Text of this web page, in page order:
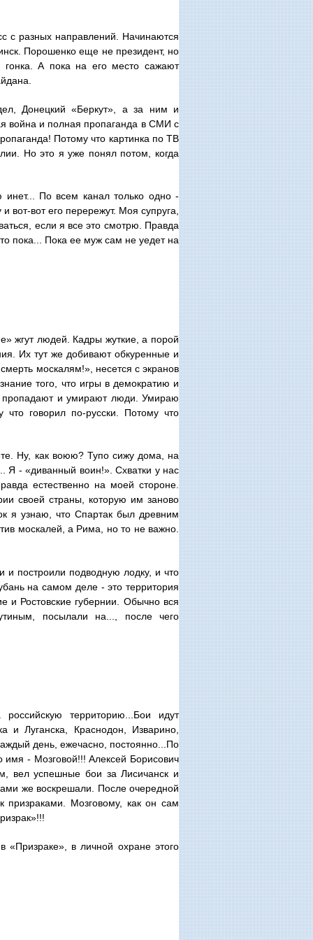
с разных направлений. Начинаются
Порошенко еще не президент, но
гонка. А пока на его место сажают
Донецкий «Беркут», а за ним и
война и полная пропаганда в СМИ с
Потому что картинка по ТВ
Но это я уже понял потом, когда
По всем канал только одно -
вот его перережут. Моя супруга,
если я все это смотрю. Правда
пока... Пока ее муж сам не уедет на
жгут людей. Кадры жуткие, а порой
Их тут же добивают обкуренные и
москалям!», несется с экранов
того, что игры в демократию и
пропадают и умирают люди. Умираю
говорил по-русски. Потому что
Ну, как воюю? Тупо сижу дома, на
Я - «диванный воин!». Схватки у нас
естественно на моей стороне.
своей страны, которую им заново
я узнаю, что Спартак был древним
москалей, а Рима, но то не важно.
построили подводную лодку, и что
на самом деле - это территория
и Ростовские губернии. Обычно вся
посылали на..., после чего
территорию...Бои идут
и Луганска, Краснодон, Изварино,
день, ежечасно, постоянно...По
имя - Мозговой!!! Алексей Борисович
вел успешные бои за Лисичанск и
же воскрешали. После очередной
призраками. Мозговому, как он сам
«Призраке», в личной охране этого